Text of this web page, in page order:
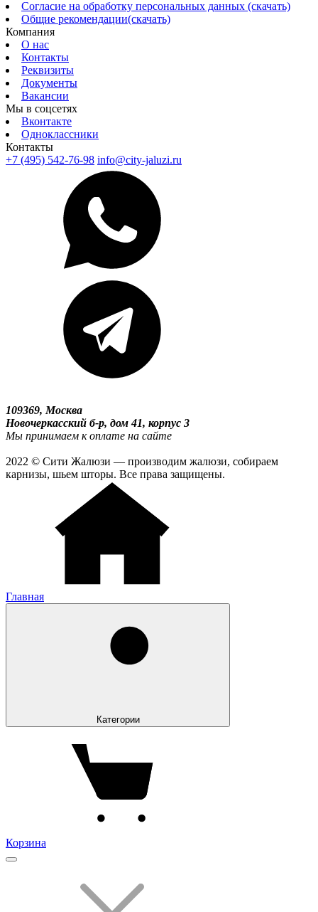
Согласие на обработку персональных данных (скачать)
Общие рекомендации(скачать)
Компания
О нас
Контакты
Реквизиты
Документы
Вакансии
Мы в соцсетях
Вконтакте
Одноклассники
Контакты
+7 (495) 542-76-98 info@city-jaluzi.ru
109369, Москва
Новочеркасский б-р, дом 41, корпус 3
Мы принимаем к оплате на сайте
2022 © Сити Жалюзи — производим жалюзи, собираем
карнизы, шьем шторы. Все права защищены.
Главная
Категории
Корзина